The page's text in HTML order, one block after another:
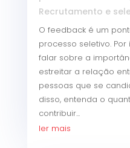
Recrutamento e
O feedback é um
processo seletivo.
falar sobre a
estreitar a relação
pessoas que se
disso, entenda o
contribuir...
ler mais